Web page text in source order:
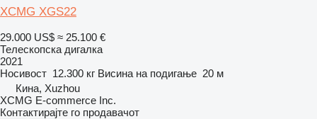
XCMG XGS22
29.000 US$ ≈ 25.100 €
Телескопска дигалка
2021
Носивост 12.300 кг Висина на подигање 20 м
Кина, Xuzhou
XCMG E-commerce Inc.
Контактирајте го продавачот